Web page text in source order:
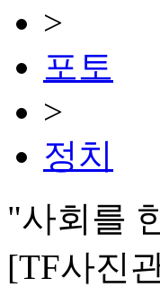
>
포토
>
정치
"사회를
[TF사진